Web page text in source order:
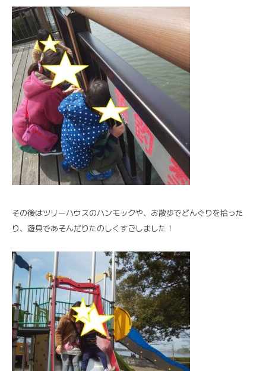
その後はツリーハウスのハンモックや、お散歩でどんぐりを拾った
り、遊具であそんだりたのしくすごしました！